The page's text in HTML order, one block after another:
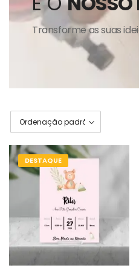
Transforme as suas
DESTAQUE